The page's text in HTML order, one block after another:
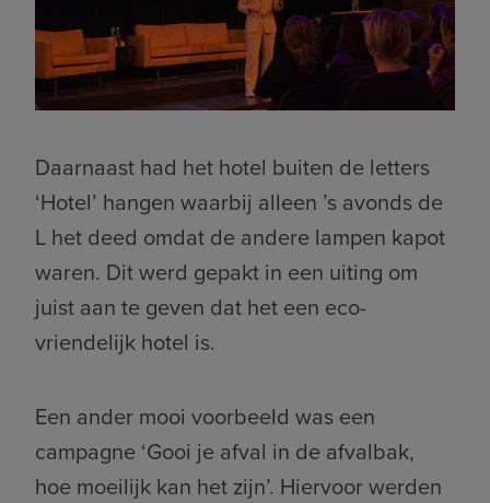
Daarnaast had het hotel buiten de letters
‘Hotel’ hangen waarbij alleen ’s avonds de
L het deed omdat de andere lampen kapot
waren. Dit werd gepakt in een uiting om
juist aan te geven dat het een eco-
vriendelijk hotel is.
Een ander mooi voorbeeld was een
campagne ‘Gooi je afval in de afvalbak,
hoe moeilijk kan het zijn’. Hiervoor werden